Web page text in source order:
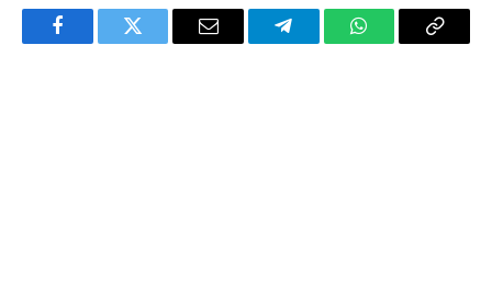
FacebookTwitter Email TelegramWhatsAppCopy